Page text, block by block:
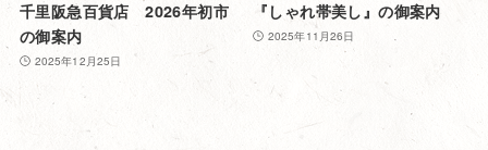
千里阪急百貨店 2026年初市
の御案内
2025年12月25日
『しゃれ帯美し』の御案内
2025年11月26日